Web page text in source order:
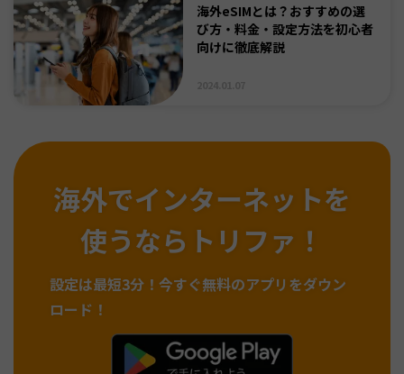
海外eSIMとは？おすすめの選
び方・料金・設定方法を初心者
向けに徹底解説
海外でインターネットを
使うならトリファ！
設定は最短3分！ 今すぐ無料のアプリをダウン
ロード！